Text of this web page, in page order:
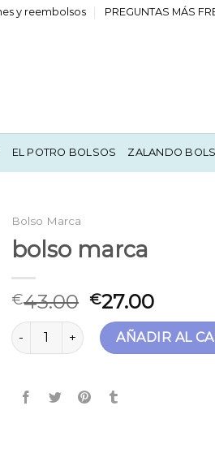
y reembolsos PREGUNTAS MÁS
EL POTRO BOLSOS ZALANDO
Bolso Marca
bolso marca
€43.00 €27.00
bolso marca cantidadAÑADIR AL